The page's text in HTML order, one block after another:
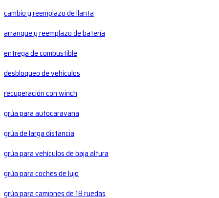
cambio y reemplazo de llanta
arranque y reemplazo de batería
entrega de combustible
desbloqueo de vehículos
recuperación con winch
grúa para autocaravana
grúa de larga distancia
grúa para vehículos de baja altura
grúa para coches de lujo
grúa para camiones de 18 ruedas